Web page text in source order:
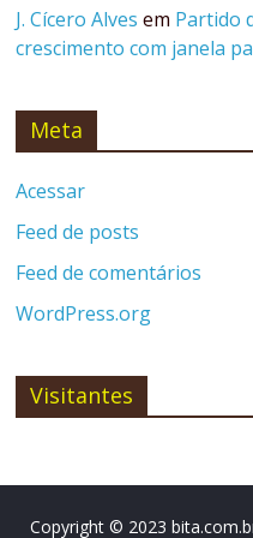
J. Cícero Alves em Partido
crescimento com janela
Meta
Acessar
Feed de posts
Feed de comentários
WordPress.org
Visitantes
Copyright © 2023